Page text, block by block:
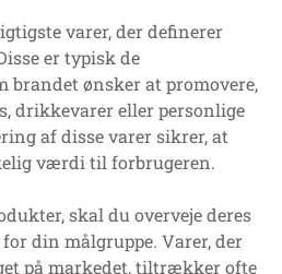
varer, der definerer
er typisk de
brandet ønsker at promovere,
drikkevarer eller personlige
af disse varer sikrer, at
værdi til forbrugeren.
skal du overveje deres
din målgruppe. Varer, der
på markedet, tiltrækker ofte